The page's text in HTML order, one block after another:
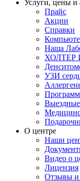
Услуги, цены и
Прайс
Акции
Справки
Наша
ХОЛТЕР
УЗИ
О центре
Наши
Видео о
Лицензия
Отзывы и